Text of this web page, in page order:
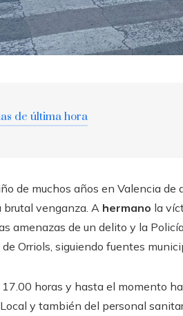
de última hora
de muchos años en Valencia
brutal venganza. A hermano la
amenazas de un delito y la
Orriols, siguiendo fuentes
17.00 horas y hasta el momento
y también del personal